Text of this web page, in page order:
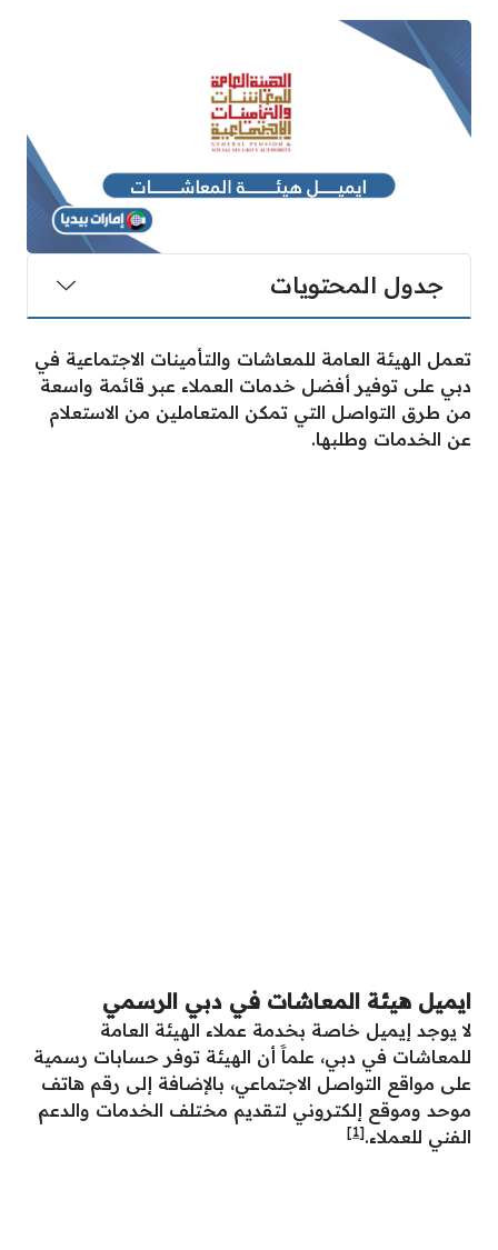
جدول المحتويات
تعمل الهيئة العامة للمعاشات والتأمينات الاجتماعية في
دبي على توفير أفضل خدمات العملاء عبر قائمة واسعة
من طرق التواصل التي تمكن المتعاملين من الاستعلام
عن الخدمات وطلبها.
ايميل هيئة المعاشات في دبي الرسمي
لا يوجد إيميل خاصة بخدمة عملاء الهيئة العامة
للمعاشات في دبي، علماََ أن الهيئة توفر حسابات رسمية
على مواقع التواصل الاجتماعي، بالإضافة إلى رقم هاتف
موحد وموقع إلكتروني لتقديم مختلف الخدمات والدعم
الفني للعملاء.[1]